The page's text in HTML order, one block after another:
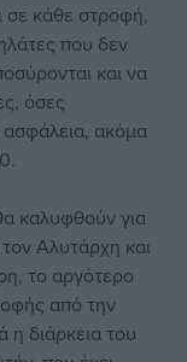
σε κάθε στροφή,
που δεν
και να
όσες
ασφάλεια, ακόμα
καλυφθούν για
Αλυτάρχη και
το αργότερο
από την
η διάρκεια του